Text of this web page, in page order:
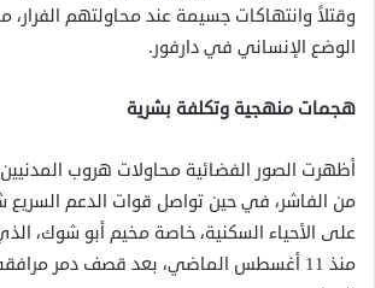
وقتلاً وانتهاكات جسيمة عند محاولتهم
الوضع الإنساني في دارفور.
هجمات منهجية وتكلفة بشرية
أظهرت الصور الفضائية محاولات هروب
من الفاشر، في حين تواصل قوات الدعم
على الأحياء السكنية، خاصة مخيم أبو شوك،
منذ 11 أغسطس الماضي، بعد قصف دمر